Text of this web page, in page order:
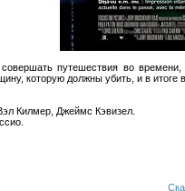
путешествия во
которую должны убить, и в итоге
Килмер, Джеймс Кэвизел.